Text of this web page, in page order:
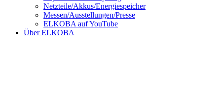
Netzteile/Akkus/Energiespeicher
Messen/Ausstellungen/Presse
ELKOBA auf YouTube
Über ELKOBA